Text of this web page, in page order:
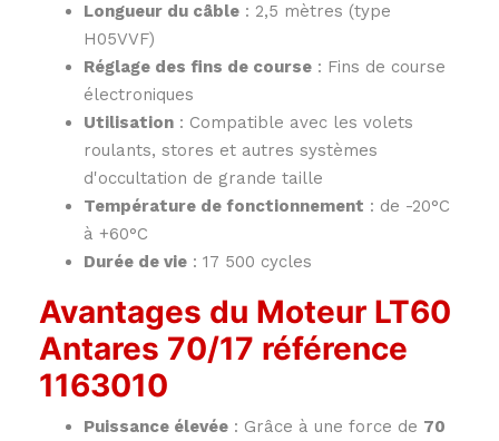
Longueur du câble : 2,5 mètres (type
H05VVF)
Réglage des fins de course : Fins de course
électroniques
Utilisation : Compatible avec les volets
roulants, stores et autres systèmes
d'occultation de grande taille
Température de fonctionnement : de -20°C
à +60°C
Durée de vie : 17 500 cycles
Avantages du Moteur LT60
Antares 70/17 référence
1163010
Puissance élevée : Grâce à une force de 70